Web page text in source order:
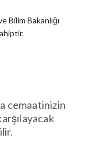
Bilim Bakanlığı
cemaatinizin